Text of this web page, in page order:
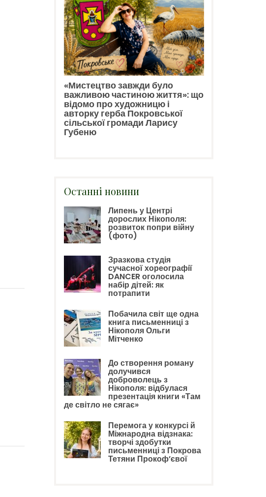
«Мистецтво завжди було
важливою частиною життя»: що
відомо про художницю і
авторку герба Покровської
сільської громади Ларису
Губеню
Останні новини
Липень у Центрі
дорослих Нікополя:
розвиток попри війну
(фото)
Зразкова студія
сучасної хореографії
DANCER оголосила
набір дітей: як
потрапити
Побачила світ ще одна
книга письменниці з
Нікополя Ольги
Мітченко
До створення роману
долучився
доброволець з
Нікополя: відбулася
презентація книги «Там
де світло не сягає»
Перемога у конкурсі й
Міжнародна відзнака:
творчі здобутки
письменниці з Покрова
Тетяни Прокоф’євої